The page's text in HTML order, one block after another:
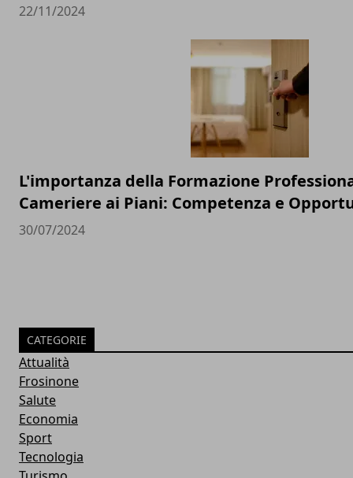
22/11/2024
L'importanza della Formazione
Cameriere ai Piani: Competenza e
30/07/2024
CATEGORIE
Attualità
Frosinone
Salute
Economia
Sport
Tecnologia